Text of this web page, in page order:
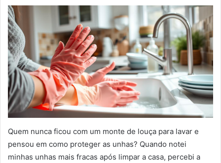
Quem nunca ficou com um monte de louça para lavar e
pensou em como proteger as unhas? Quando notei
minhas unhas mais fracas após limpar a casa, percebi a